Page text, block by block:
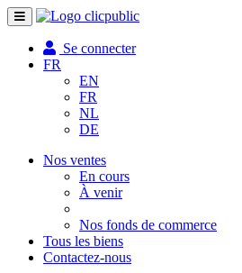
Toggle
navigation
Se connecter
FR
EN
FR
NL
DE
Nos ventes
En cours
À venir
Nos fonds de commerce
Tous les biens
Contactez-nous